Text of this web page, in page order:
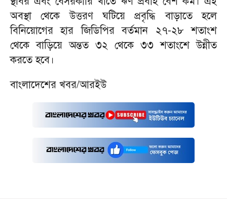
অবস্থা থেকে উত্তরণ ঘটিয়ে প্রবৃদ্ধি বাড়াতে হলে
বিনিয়োগের হার জিডিপির বর্তমান ২৭-২৮ শতাংশ
থেকে বাড়িয়ে অন্তত ৩২ থেকে ৩৩ শতাংশে উন্নীত
করতে হবে।
বাংলাদেশের খবর/আরইউ